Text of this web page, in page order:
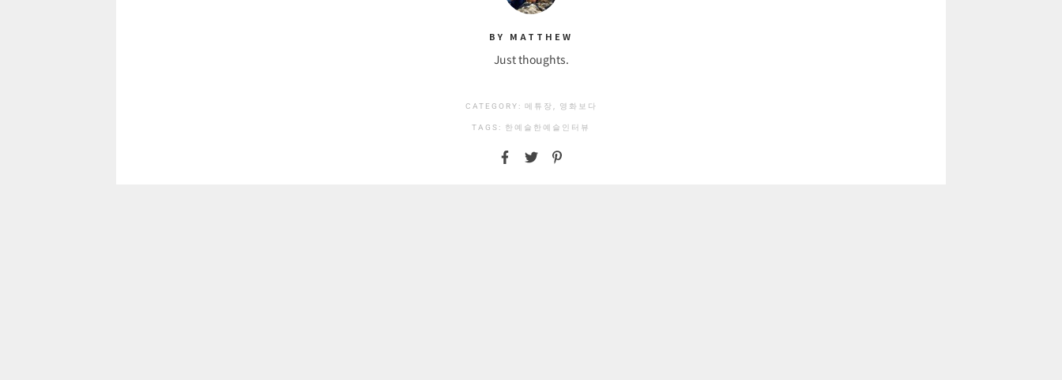
BY MATTHEW
Just thoughts.
CATEGORY: 메튜장, 영화보다
TAGS: 한예슬 한예슬인터뷰